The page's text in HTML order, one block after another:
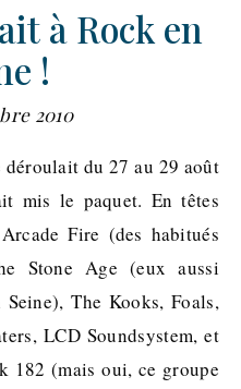
à Rock en
!
2010
mis le paquet. En têtes
Fire (des habitués
Stone Age (eux aussi
The Kooks, Foals,
LCD Soundsystem, et
182 (mais oui, ce groupe